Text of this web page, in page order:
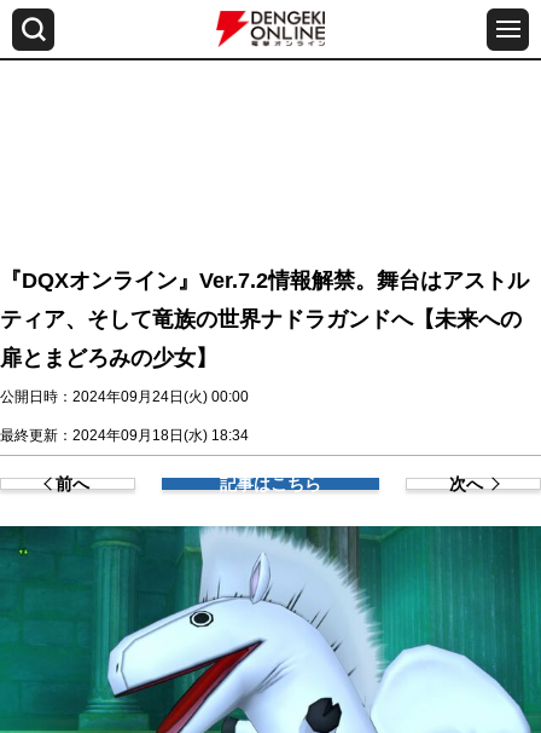
『DQXオンライン』Ver.7.2情報解禁。舞台はアストル
ティア、そして竜族の世界ナドラガンドへ【未来への
扉とまどろみの少女】
公開日時：2024年09月24日(火) 00:00
最終更新：2024年09月18日(水) 18:34
前へ 記事はこちら 次へ